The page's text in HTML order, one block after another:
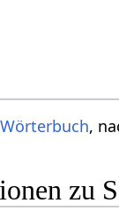
,
zu